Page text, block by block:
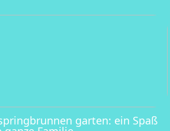
garten: ein Spaß